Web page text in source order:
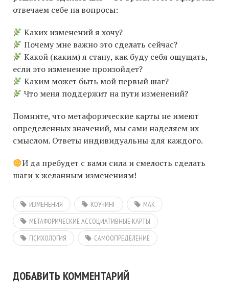
отвечаем себе на вопросы:
Каких изменений я хочу?
Почему мне важно это сделать сейчас?
Какой (каким) я стану, как буду себя ощущать,
если это изменение произойдет?
Каким может быть мой первый шаг?
Что меня поддержит на пути изменений?
Помните, что метафорические карты не имеют
определенных значений, мы сами наделяем их
смыслом. Ответы индивидуальны для каждого.
И да пребудет с вами сила и смелость сделать
шаги к желанным изменениям!
ИЗМЕНЕНИЯ КОУЧИНГ
МАК
МЕТАФОРИЧЕСКИЕ АССОЦИАТИВНЫЕ КАРТЫ
ПСИХОЛОГИЯ
САМООПРЕДЕЛЕНИЕ
ДОБАВИТЬ КОММЕНТАРИЙ